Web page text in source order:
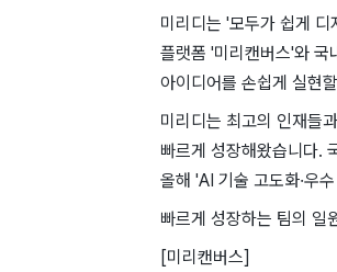
미리디는 '모두가 쉽게
플랫폼 '미리캔버스'와
아이디어를 손쉽게 실현
미리디는 최고의 인재들
빠르게 성장해왔습니다.
올해 'AI 기술 고도화·우
빠르게 성장하는 팀의 일
[미리캔버스]